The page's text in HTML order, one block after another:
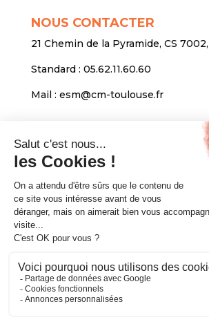
NOUS CONTACTER
21 Chemin de la Pyramide, CS
Standard : 05.62.11.60.60
Mail : esm@cm-toulouse.fr
INFORMATIONS
Mentions légales
Protection des données
Venir nous voir